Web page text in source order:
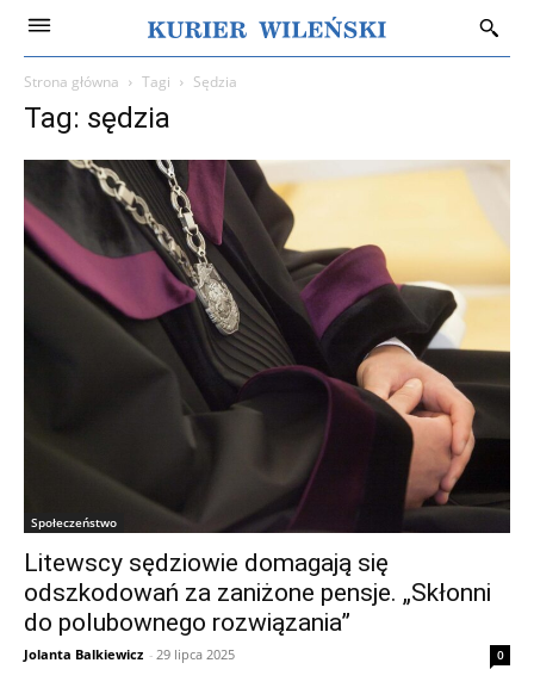
Strona główna Tagi Sędzia
Tag: sędzia
Społeczeństwo
Litewscy sędziowie domagają się
odszkodowań za zaniżone pensje. „Skłonni
do polubownego rozwiązania”
Jolanta Balkiewicz - 29 lipca 2025 0